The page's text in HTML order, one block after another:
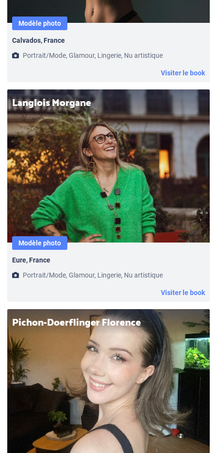
Modèle photo
Calvados, France
Portrait/Mode, Glamour, Lingerie, Nu artistique
Visiter le book
Langlois Morgane
Modèle photo
Eure, France
Portrait/Mode, Glamour, Lingerie, Nu artistique
Visiter le book
Pichon-Doerflinger Florence